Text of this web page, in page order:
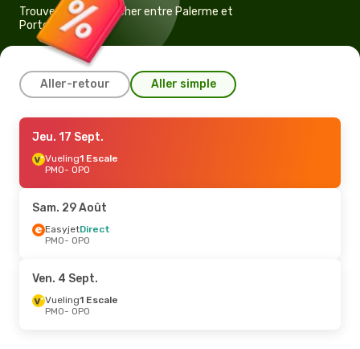
Trouvez un vol pas cher entre Palerme et
Porto
Aller-retour Aller simple
Jeu. 17 Sept.
Vueling1 Escale
PMO- OPO
OPO- PMO
Jeu. 1 Oct.- Mer. 7 Oct.
1 Escale
OPO- PMO
Jeu. 17 Sept.
Vueling1 Escale
PMO- OPO
Sam. 29 Août
EasyjetDirect
PMO- OPO
Ven. 4 Sept.
Vueling1 Escale
PMO- OPO